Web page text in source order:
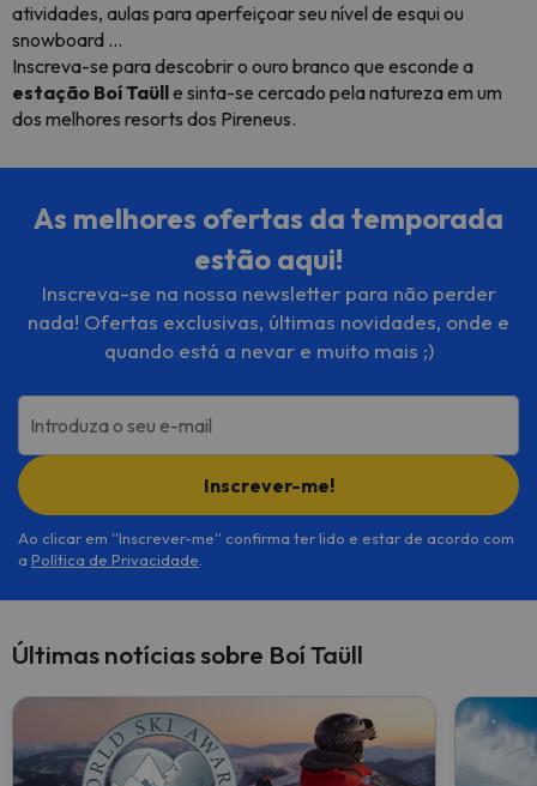
atividades, aulas para aperfeiçoar seu nível de esqui ou
snowboard ...
Inscreva-se para descobrir o ouro branco que esconde a
estação Boí Taülle sinta-se cercado pela natureza em um
dos melhores resorts dos Pireneus.
As melhores ofertas da temporada
estão aqui!
Inscreva-se na nossa newsletter para não perder
nada! Ofertas exclusivas, últimas novidades, onde e
quando está a nevar e muito mais ;)
Introduza o seu e-mail
Inscrever-me!
Ao clicar em ''Inscrever-me'' confirma ter lido e estar de acordo com
a Política de Privacidade
Últimas notícias sobre Boí Taüll